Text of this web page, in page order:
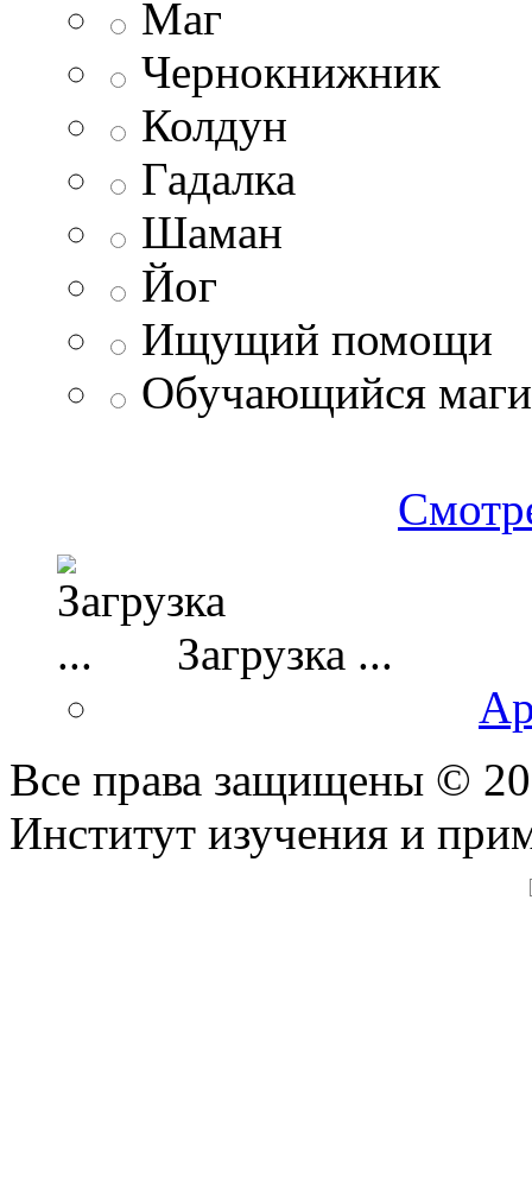
Маг
Чернокнижник
Колдун
Гадалка
Шаман
Йог
Ищущий помощи
Обучающийся
Загрузка ...
Все права защищены ©
Институт изучения и